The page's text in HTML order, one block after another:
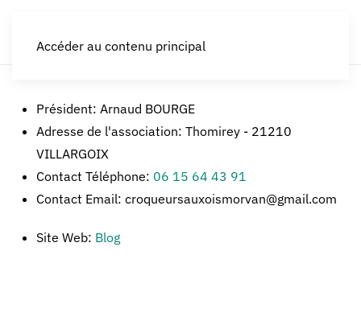
Accéder au contenu principal
Président: Arnaud BOURGE
Adresse de l'association: Thomirey - 21210
VILLARGOIX
Contact Téléphone: 06 15 64 43 91
Contact Email: croqueursauxoismorvan@gmail.com
Site Web: Blog